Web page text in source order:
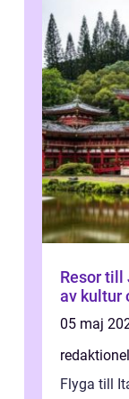
Resor till
av kultur
05 maj
redaktionel
Flyga till